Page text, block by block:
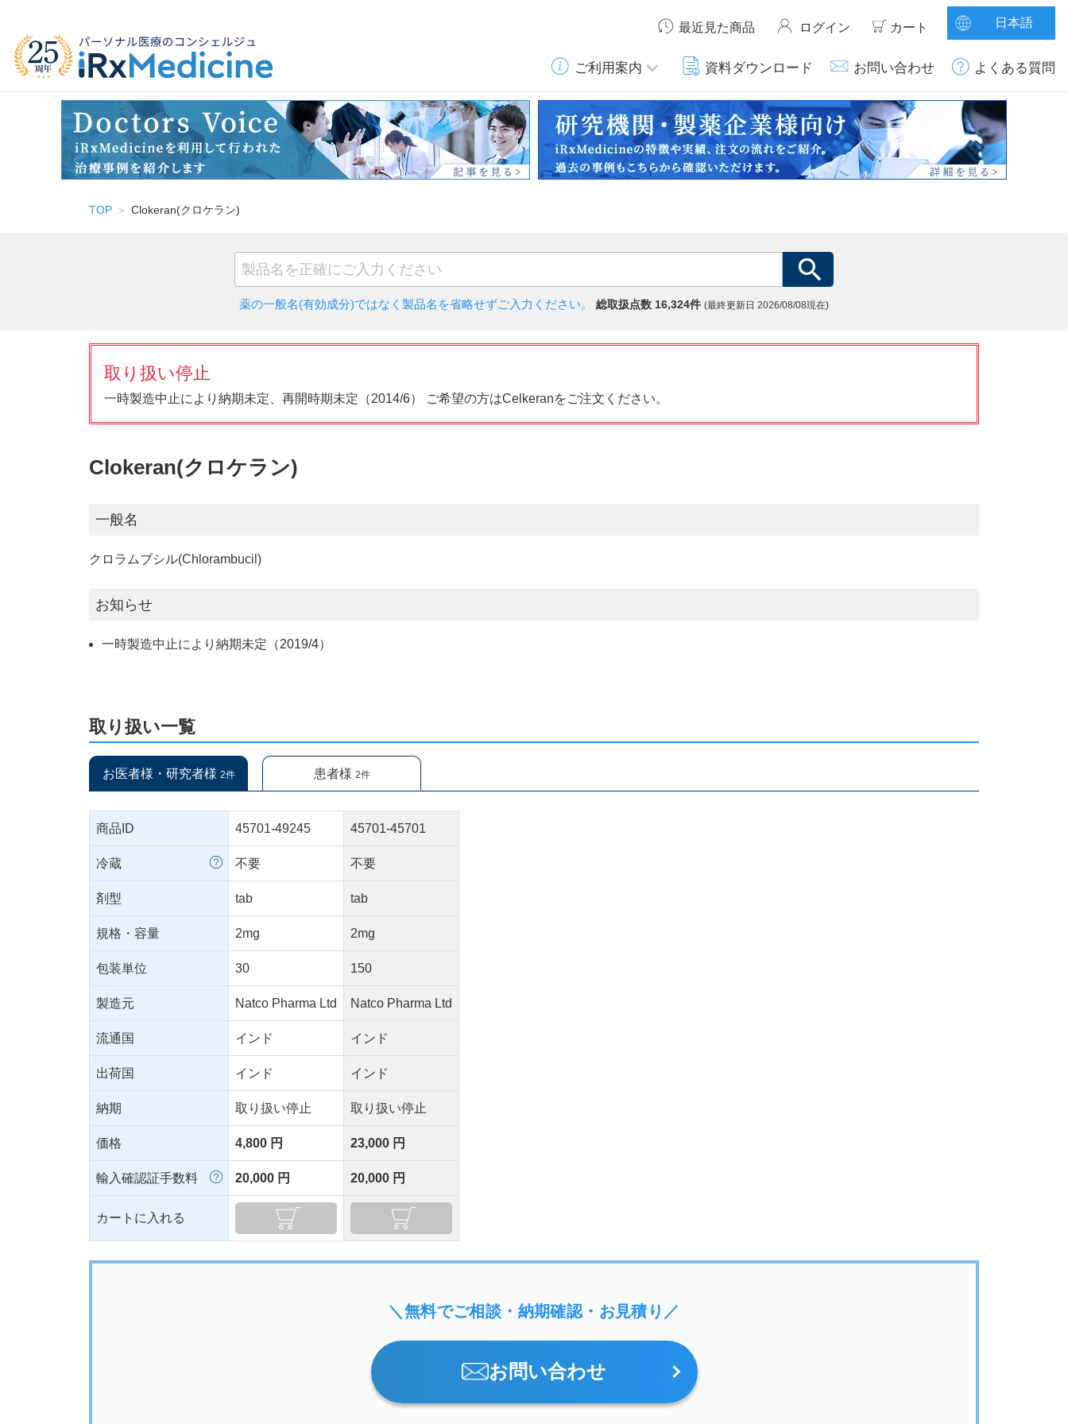
最近見た商品 ログイン カート 日本語
ご利用案内 資料ダウンロード お問い合わせ よくある質問
TOP Clokeran(クロケラン)
薬の一般名(有効成分)ではなく 製品名を省略せずご入力ください。 総取扱点数 16,324件 (最終更新日 2026/08/08現在)
取り扱い停止
一時製造中止により納期未定、再開時期未定（2014/6） ご希望の方はCelkeranをご注文ください。
Clokeran(クロケラン)
一般名
クロラムブシル(Chlorambucil)
お知らせ
一時製造中止により納期未定（2019/4）
取り扱い一覧
お医者様・研究者様 2件 患者様 2件
商品ID 45701-49245 45701-45701
冷蔵 不要 不要
剤型 tab tab
規格・容量 2mg 2mg
包装単位 30 150
製造元 Natco Pharma Ltd Natco Pharma Ltd
流通国 インド インド
出荷国 インド インド
納期 取り扱い停止 取り扱い停止
価格 4,800 円 23,000 円
輸入確認証手数料 20,000 円 20,000 円
カートに入れる
＼無料でご相談・納期確認・お見積り／
お問い合わせ